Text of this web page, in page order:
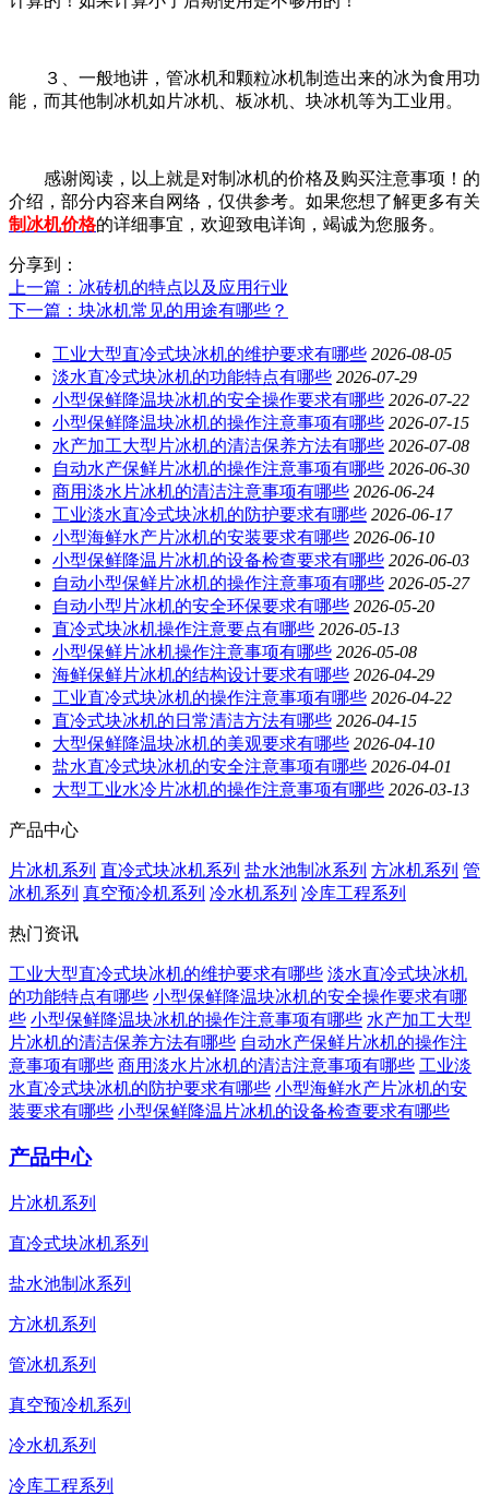
３、一般地讲，管冰机和颗粒冰机制造出来的冰为食用功
能，而其他制冰机如片冰机、板冰机、块冰机等为工业用。
感谢阅读，以上就是对制冰机的价格及购买注意事项！的
介绍，部分内容来自网络，仅供参考。如果您想了解更多有关
制冰机价格的详细事宜，欢迎致电详询，竭诚为您服务。
分享到：
上一篇 ：冰砖机的特点以及应用行业
下一篇 ：块冰机常见的用途有哪些？
工业大型直冷式块冰机的维护要求有哪些 2026-08-05
淡水直冷式块冰机的功能特点有哪些 2026-07-29
小型保鲜降温块冰机的安全操作要求有哪些 2026-07-22
小型保鲜降温块冰机的操作注意事项有哪些 2026-07-15
水产加工大型片冰机的清洁保养方法有哪些 2026-07-08
自动水产保鲜片冰机的操作注意事项有哪些 2026-06-30
商用淡水片冰机的清洁注意事项有哪些 2026-06-24
工业淡水直冷式块冰机的防护要求有哪些 2026-06-17
小型海鲜水产片冰机的安装要求有哪些 2026-06-10
小型保鲜降温片冰机的设备检查要求有哪些 2026-06-03
自动小型保鲜片冰机的操作注意事项有哪些 2026-05-27
自动小型片冰机的安全环保要求有哪些 2026-05-20
直冷式块冰机操作注意要点有哪些 2026-05-13
小型保鲜片冰机操作注意事项有哪些 2026-05-08
海鲜保鲜片冰机的结构设计要求有哪些 2026-04-29
工业直冷式块冰机的操作注意事项有哪些 2026-04-22
直冷式块冰机的日常清洁方法有哪些 2026-04-15
大型保鲜降温块冰机的美观要求有哪些 2026-04-10
盐水直冷式块冰机的安全注意事项有哪些 2026-04-01
大型工业水冷片冰机的操作注意事项有哪些 2026-03-13
产品中心
片冰机系列 直冷式块冰机系列 盐水池制冰系列 方冰机系列 管
冰机系列 真空预冷机系列 冷水机系列 冷库工程系列
热门资讯
工业大型直冷式块冰机的维护要求有哪些 淡水直冷式块冰机
的功能特点有哪些 小型保鲜降温块冰机的安全操作要求有哪
些 小型保鲜降温块冰机的操作注意事项有哪些 水产加工大型
片冰机的清洁保养方法有哪些 自动水产保鲜片冰机的操作注
意事项有哪些 商用淡水片冰机的清洁注意事项有哪些 工业淡
水直冷式块冰机的防护要求有哪些 小型海鲜水产片冰机的安
装要求有哪些 小型保鲜降温片冰机的设备检查要求有哪些
产品中心
片冰机系列
直冷式块冰机系列
盐水池制冰系列
方冰机系列
管冰机系列
真空预冷机系列
冷水机系列
冷库工程系列